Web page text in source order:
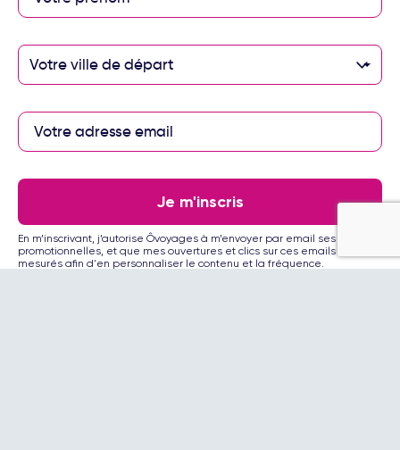
© 2026 Ôvoyages
Paiement sécurisé
fois par carte
bancaire avec
notre partenaire
Votre ville de départ
Je m'inscris
En m’inscrivant, j’autorise Ôvoyages à m’envoyer par email ses offres
promotionnelles, et que mes ouvertures et clics sur ces emails soient
mesurés afin d'en personnaliser le contenu et la fréquence.